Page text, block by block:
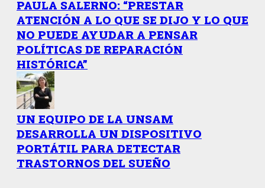
PAULA SALERNO: “PRESTAR
ATENCIÓN A LO QUE SE DIJO Y LO QUE
NO PUEDE AYUDAR A PENSAR
POLÍTICAS DE REPARACIÓN
HISTÓRICA”
UN EQUIPO DE LA UNSAM
DESARROLLA UN DISPOSITIVO
PORTÁTIL PARA DETECTAR
TRASTORNOS DEL SUEÑO